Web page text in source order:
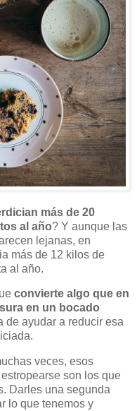
más de 20
al año? Y aunque las
lejanas, en
más de 12 kilos de
al año.
convierte algo que en
en un bocado
de ayudar a reducir esa
veces, esos
son los que
Darles una segunda
lo que tenemos y